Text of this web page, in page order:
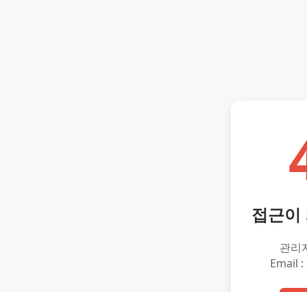
접근이
관리
Email